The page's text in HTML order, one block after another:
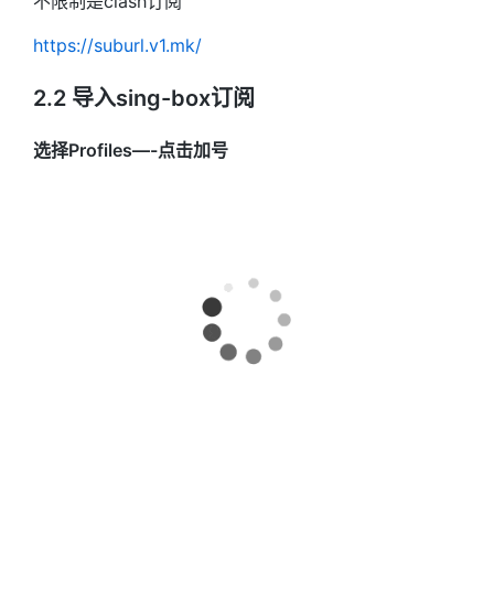
https://suburl.v1.mk/
2.2 导入sing-box订阅
选择Profiles—-点击加号